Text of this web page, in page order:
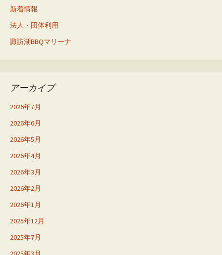
新着情報
法人・団体利用
諏訪湖BBQマリーナ
アーカイブ
2026年7月
2026年6月
2026年5月
2026年4月
2026年3月
2026年2月
2026年1月
2025年12月
2025年7月